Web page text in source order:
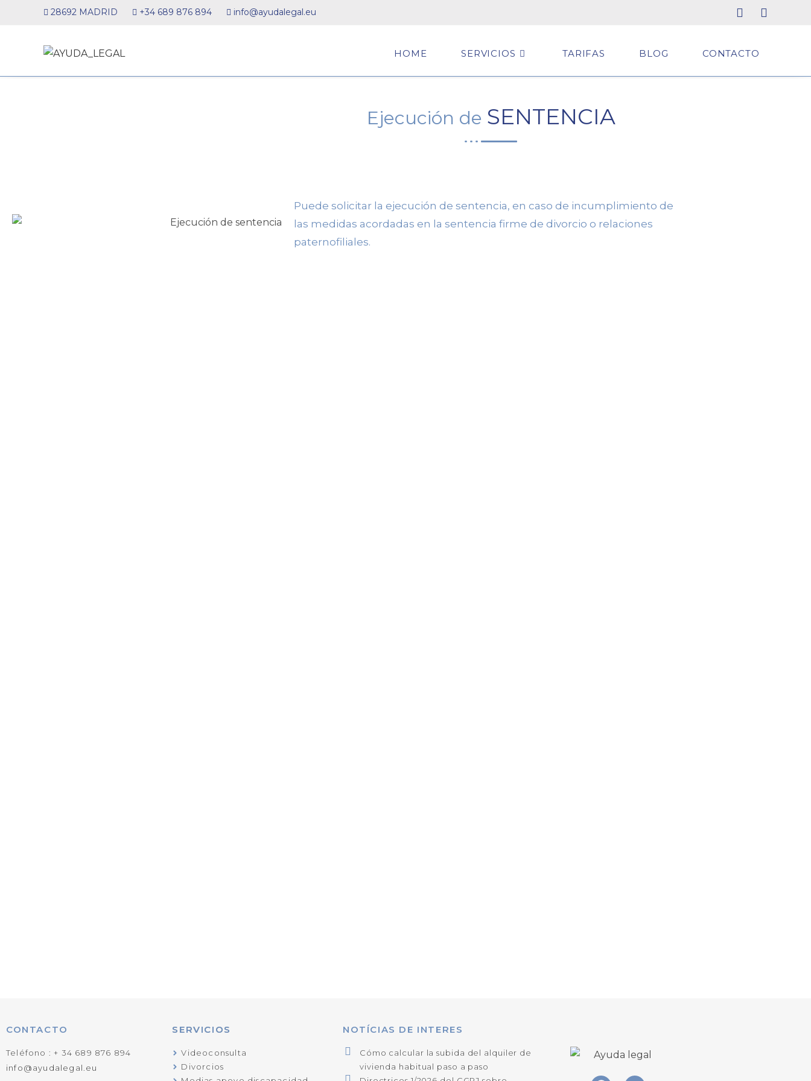
28692 MADRID +34 689 876 894 info@ayudalegal.eu
HOME SERVICIOS TARIFAS BLOG CONTACTO
Ejecución de SENTENCIA
Puede solicitar la ejecución de sentencia, en caso de incumplimiento de
las medidas acordadas en la sentencia firme de divorcio o relaciones
paternofiliales.
CONTACTO
Teléfono : + 34 689 876 894
info@ayudalegal.eu
SERVICIOS
Videoconsulta
Divorcios
NOTÍCIAS DE INTERES
Cómo calcular la subida del alquiler de
vivienda habitual paso a paso